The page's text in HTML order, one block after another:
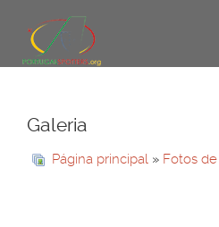
Galeria
Página principal » Fotos